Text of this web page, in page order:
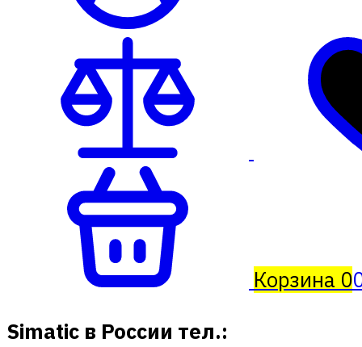
Корзина 0
Simatic в России тел.: